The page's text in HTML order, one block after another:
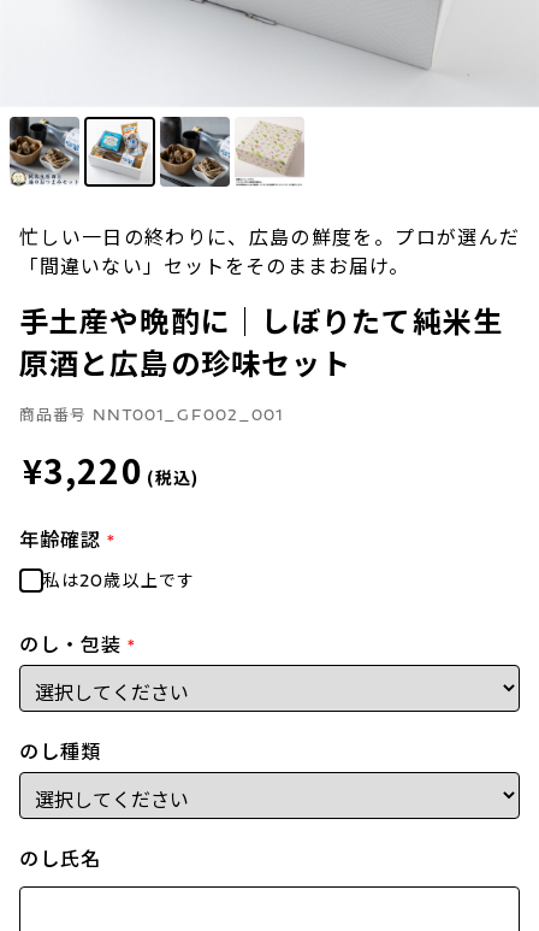
忙しい一日の終わりに、広島の鮮度を。プロが選んだ
「間違いない」セットをそのままお届け。
手土産や晩酌に｜しぼりたて純米生
原酒と広島の珍味セット
商品番号 NNT001_GF002_001
¥3,220 (税込)
年齢確認 *
私は20歳以上です
のし・包装 *
のし種類
のし氏名